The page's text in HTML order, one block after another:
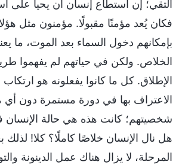
التقي؛ إن استطاع إنسان أن يحيا على
فكان يُعد مؤمنًا مقبولًا. مؤمنون مثل
بإمكانهم دخول السماء بعد الموت، ما
الخلاص. ولكن في حياتهم لم يفهموا
الإطلاق. كل ما كانوا يفعلونه هو ارتكاب
الاعتراف بها في دورة مستمرة دون أي
شخصيتهم؛ كانت هذه هي حالة
هل نال الإنسان خلاصًا كاملًا؟ كلا! لذلك
المرحلة، لا يزال هناك عمل الدينونة